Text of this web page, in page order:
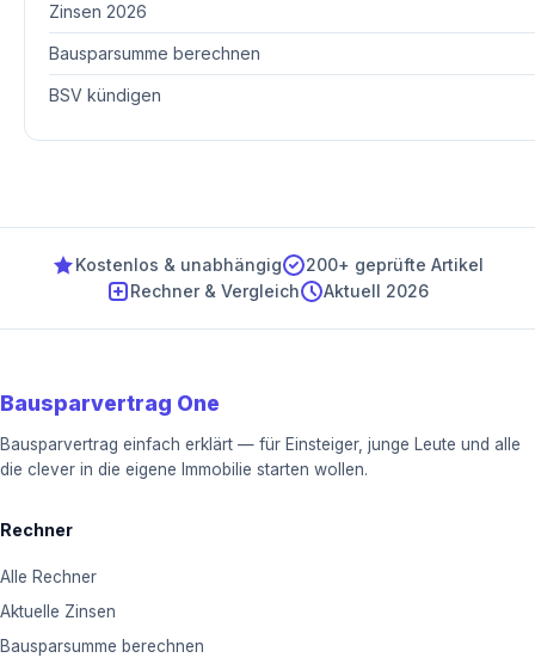
Zinsen 2026
Bausparsumme berechnen
BSV kündigen
Kostenlos & unabhängig
200+ geprüfte Artikel
Rechner & Vergleich
Aktuell 2026
Bausparvertrag One
Bausparvertrag einfach erklärt — für Einsteiger, junge Leute und alle
die clever in die eigene Immobilie starten wollen.
Rechner
Alle Rechner
Aktuelle Zinsen
Bausparsumme berechnen